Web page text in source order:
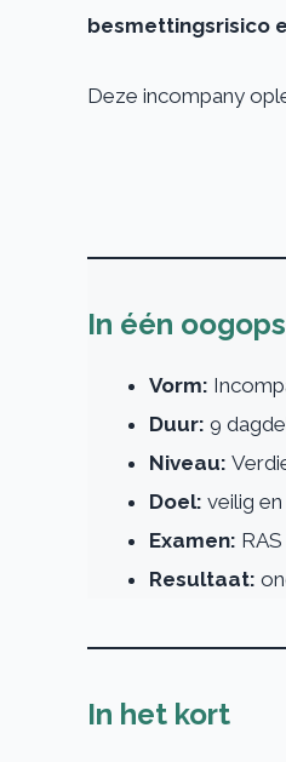
besmettingsrisico
Deze incompany
In één
Vorm:
Duur: 9
Niveau:
Doel: veilig
Examen:
Resultaat:
In het kort